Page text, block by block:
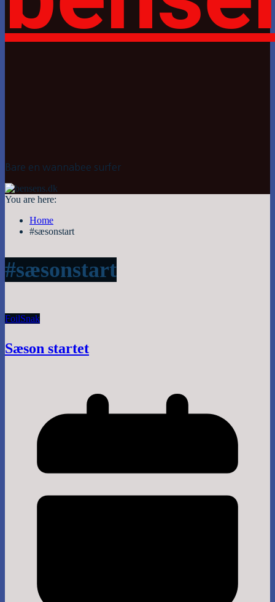
Bare en wannabee surfer
You are here:
Home
#sæsonstart
#sæsonstart
FoilSnak
Sæson startet